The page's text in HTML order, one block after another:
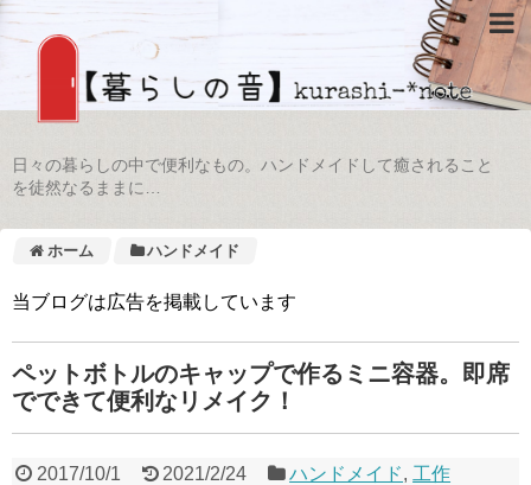
日々の暮らしの中で便利なもの。ハンドメイドして癒されること
を徒然なるままに…
ホーム ハンドメイド
当ブログは広告を掲載しています
ペットボトルのキャップで作るミニ容器。即席
でできて便利なリメイク！
2017/10/1 2021/2/24 ハンドメイド, 工作